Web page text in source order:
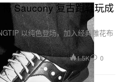
Saucony 复古跑鞋玩成
以纯色登场，加入经典雕花布
1.5K 0